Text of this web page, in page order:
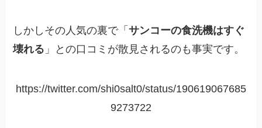
しかしその人気の裏で「サンコーの食洗機はすぐ
壊れる 」との口コミが散見されるのも事実です。
https://twitter.com/shi0salt0/status/190619067685
9273722